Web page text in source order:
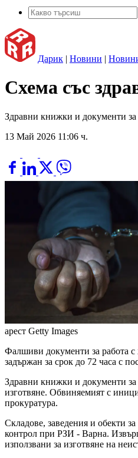
Дарик | Новини |
Схема със
Здравни книжки и документи
13 Май 2026 11:06 ч.
арест Getty Images
Фалшиви документи за работа с
задържан за срок до 72 часа с
Здравни книжки и документи за
изготвяне. Обвиняемият с
прокуратура.
Складове, заведения и обекти
контрол при РЗИ - Варна.
използвани за изготвяне на